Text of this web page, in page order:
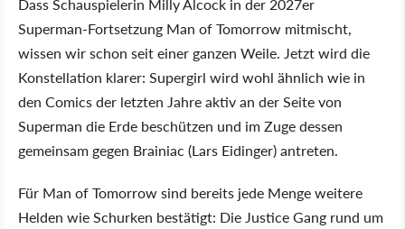
Superman-Fortsetzung Man of Tomorrow mitmischt,
wissen wir schon seit einer ganzen Weile. Jetzt wird die
Konstellation klarer: Supergirl wird wohl ähnlich wie in
den Comics der letzten Jahre aktiv an der Seite von
Superman die Erde beschützen und im Zuge dessen
gemeinsam gegen Brainiac (Lars Eidinger) antreten.
Für Man of Tomorrow sind bereits jede Menge weitere
Helden wie Schurken bestätigt: Die Justice Gang rund um